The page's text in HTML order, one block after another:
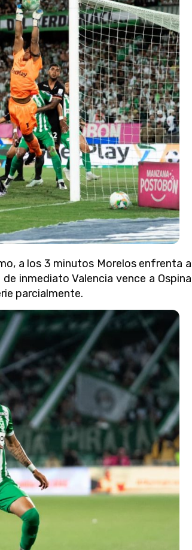
a los 3 minutos Morelos enfrenta a
inmediato Valencia vence a Ospina
parcialmente.